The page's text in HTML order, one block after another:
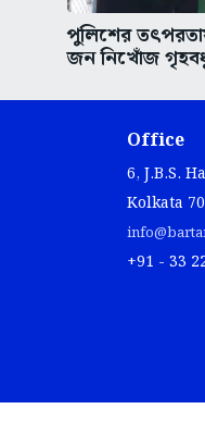
পুলিশের
জন নিখোঁজ
Office
6, J.B.S.
Kolkata
+91 - 33